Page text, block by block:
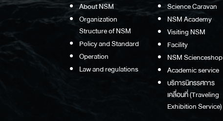
About NSM
Organization
Structure of NSM
Policy and Standard
Operation
Law and regulations
Science Caravan
NSM Academy
Visiting NSM
Facility
NSM Scienceshop
Academic service
บริการนิทรรศการ
เคลื่อนที่ (Traveling
Exhibition Service)